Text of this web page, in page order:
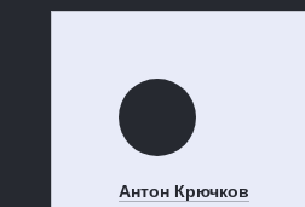
Антон Крючков